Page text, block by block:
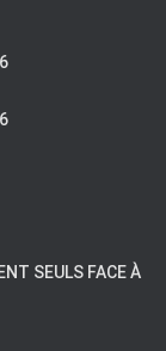
SEULS FACE À